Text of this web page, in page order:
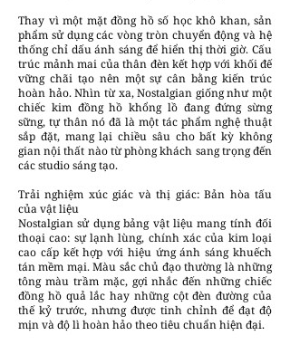
Thay vì một mặt đồng hồ số học khô khan, sản
phẩm sử dụng các vòng tròn chuyển động và hệ
thống chỉ dấu ánh sáng để hiển thị thời giờ. Cấu
trúc mảnh mai của thân đèn kết hợp với khối đế
vững chãi tạo nên một sự cân bằng kiến trúc
hoàn hảo. Nhìn từ xa, Nostalgian giống như một
chiếc kim đồng hồ khổng lồ đang đứng sừng
sững, tự thân nó đã là một tác phẩm nghệ thuật
sắp đặt, mang lại chiều sâu cho bất kỳ không
gian nội thất nào từ phòng khách sang trọng đến
các studio sáng tạo.
Trải nghiệm xúc giác và thị giác: Bản hòa tấu
của vật liệu
Nostalgian sử dụng bảng vật liệu mang tính đối
thoại cao: sự lạnh lùng, chính xác của kim loại
cao cấp kết hợp với hiệu ứng ánh sáng khuếch
tán mềm mại. Màu sắc chủ đạo thường là những
tông màu trầm mặc, gợi nhắc đến những chiếc
đồng hồ quả lắc hay những cột đèn đường của
thế kỷ trước, nhưng được tinh chỉnh để đạt độ
mịn và độ lì hoàn hảo theo tiêu chuẩn hiện đại.